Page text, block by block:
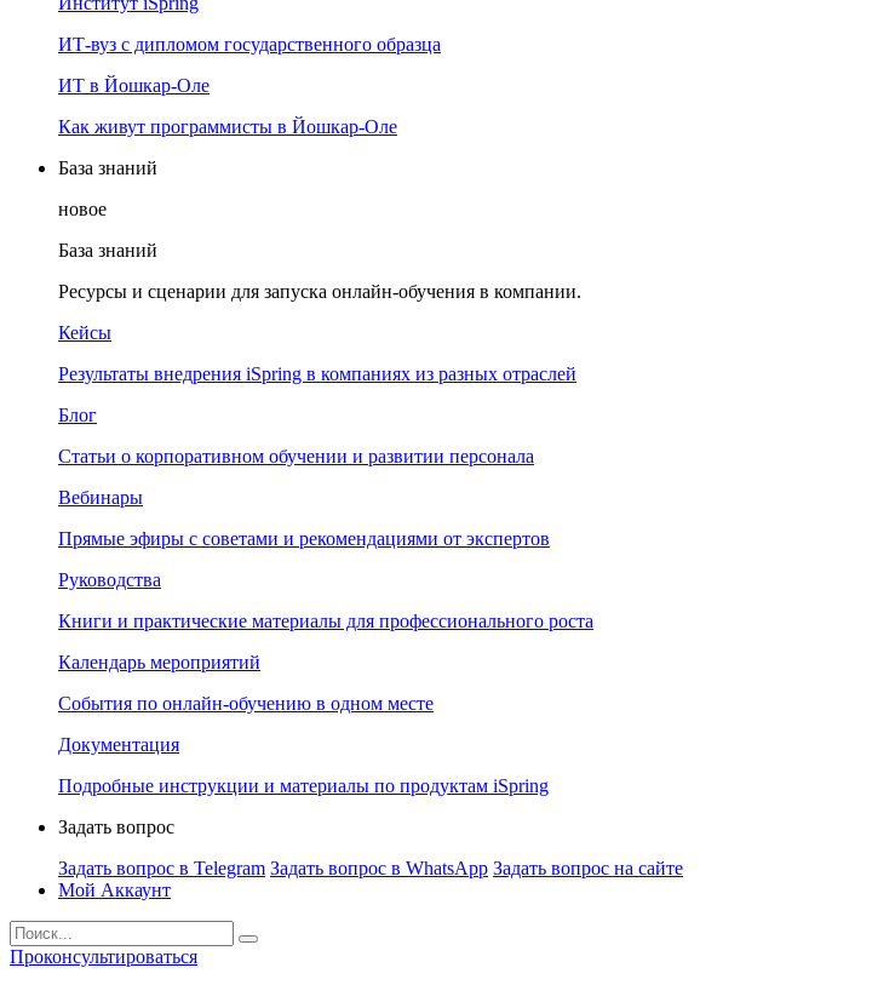
ИТ-вуз с дипломом государственного образца
ИТ в Йошкар-Оле
Как живут программисты в Йошкар‑Оле
База знаний
новое
База знаний
Ресурсы и сценарии для запуска онлайн-обучения в компании.
Кейсы
Результаты внедрения iSpring в компаниях из разных отраслей
Блог
Статьи о корпоративном обучении и развитии персонала
Вебинары
Прямые эфиры с советами и рекомендациями от экспертов
Руководства
Книги и практические материалы для профессионального роста
Календарь мероприятий
События по онлайн-обучению в одном месте
Документация
Подробные инструкции и материалы по продуктам iSpring
Задать вопрос
Задать вопрос в Telegram Задать вопрос в WhatsApp Задать вопрос на сайте
Мой Аккаунт
Проконсультироваться